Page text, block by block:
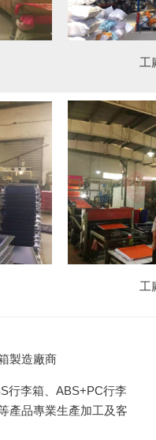
工
工
製造廠商
行李箱、ABS+PC行李
產品專業生產加工及客